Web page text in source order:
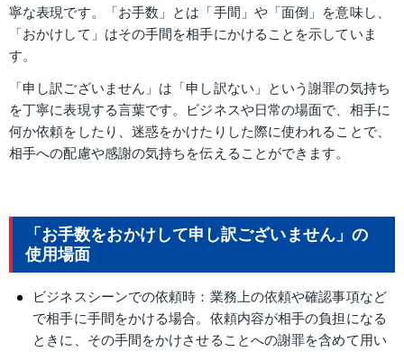
寧な表現です。「お手数」とは「手間」や「面倒」を意味し、
「おかけして」はその手間を相手にかけることを示していま
す。
「申し訳ございません」は「申し訳ない」という謝罪の気持ち
を丁寧に表現する言葉です。ビジネスや日常の場面で、相手に
何か依頼をしたり、迷惑をかけたりした際に使われることで、
相手への配慮や感謝の気持ちを伝えることができます。
「お手数をおかけして申し訳ございません」の
使用場面
ビジネスシーンでの依頼時：業務上の依頼や確認事項など
で相手に手間をかける場合。依頼内容が相手の負担になる
ときに、その手間をかけさせることへの謝罪を含めて用い